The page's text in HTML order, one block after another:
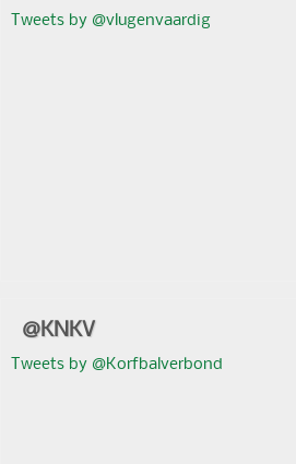
Tweets by @vlugenvaardig
@KNKV
Tweets by @Korfbalverbond